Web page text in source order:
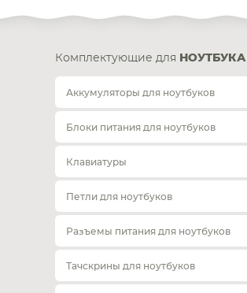
Комплектующие для НОУТБУКА
Аккумуляторы для ноутбуков
Блоки питания для ноутбуков
Клавиатуры
Петли для ноутбуков
Разъемы питания для ноутбуков
Тачскрины для ноутбуков